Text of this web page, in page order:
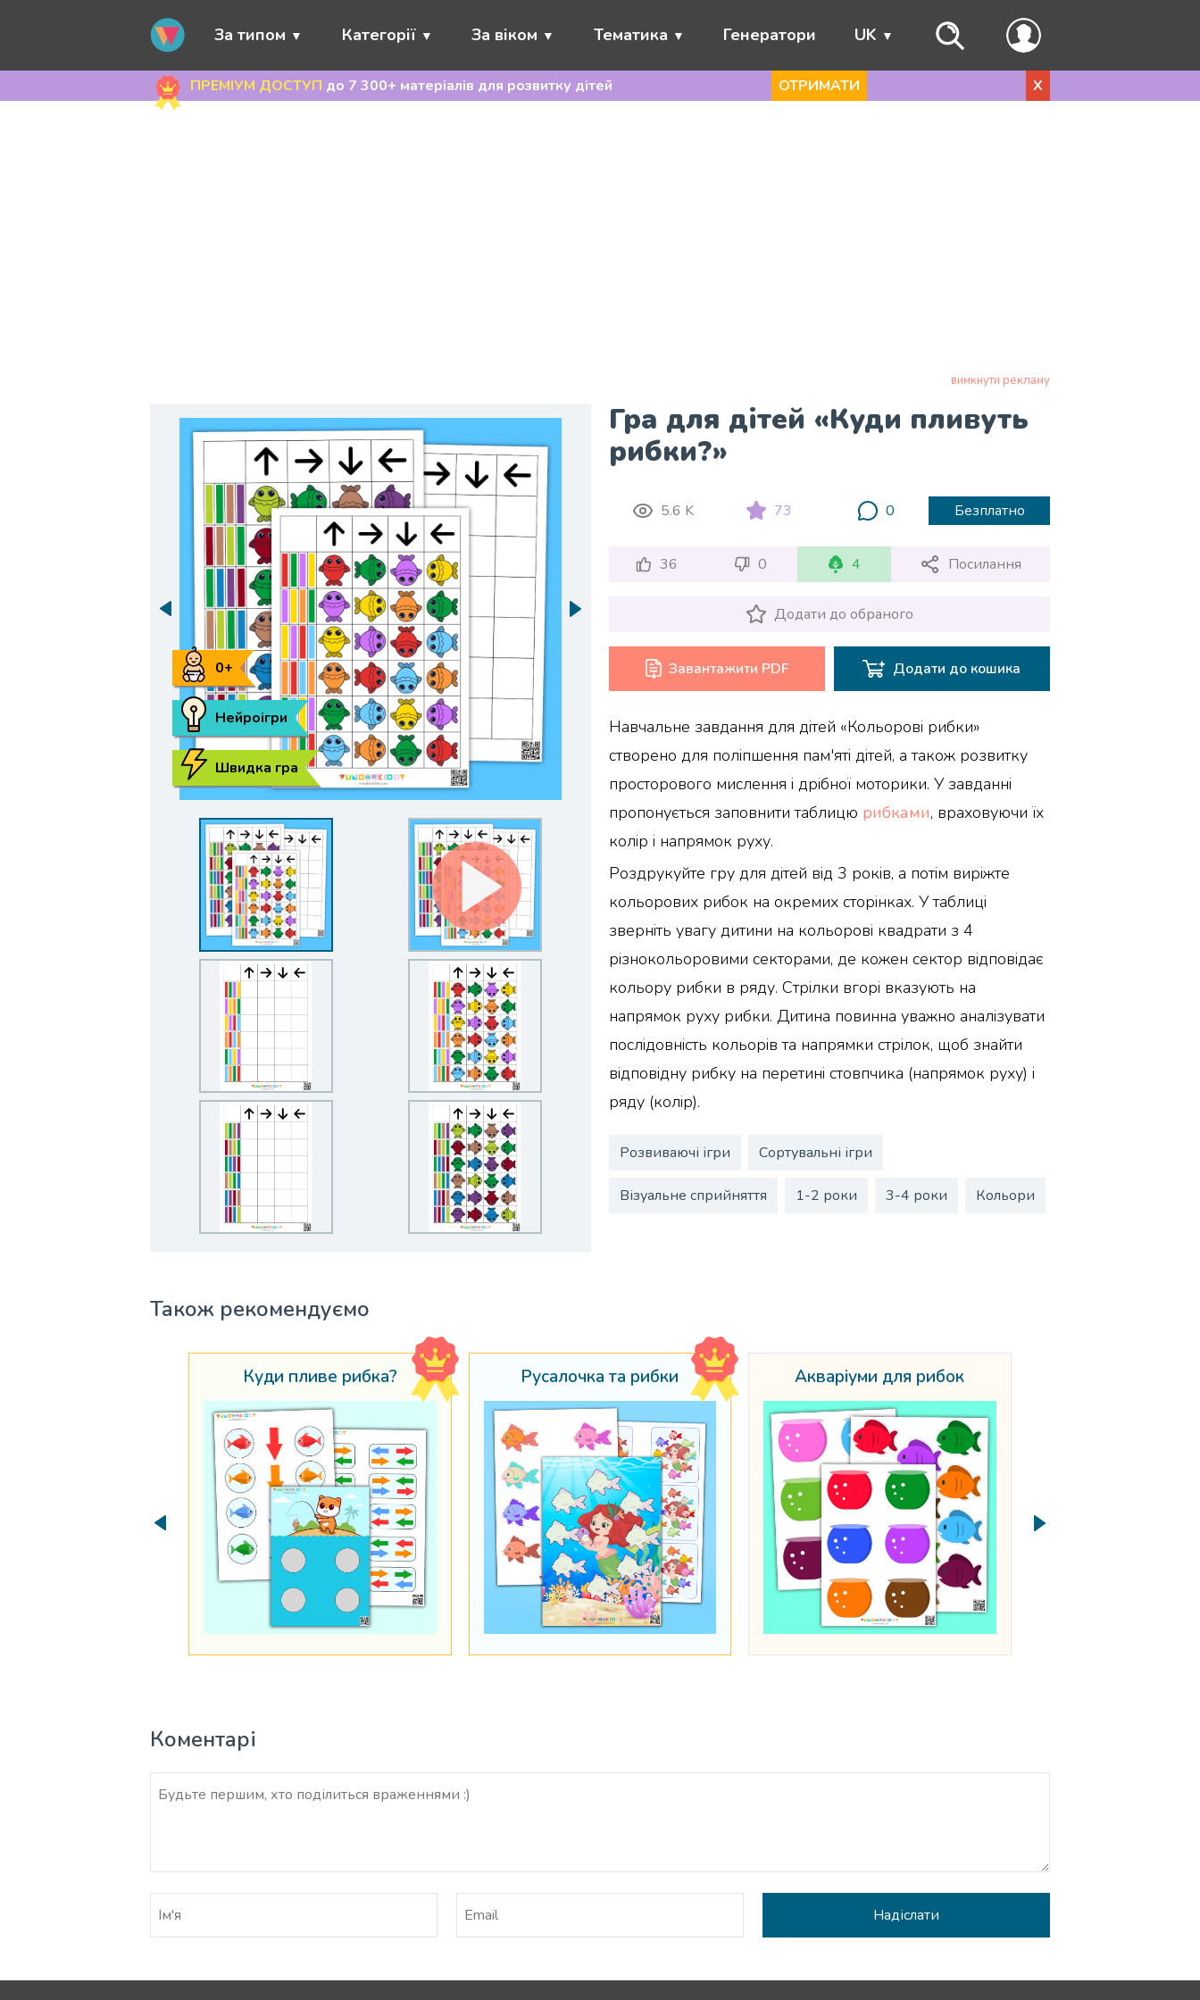
За типом Категорії За віком Тематика Генератори UK
ПРЕМІУМ ДОСТУП до 7 300+ матеріалів для розвитку дітей ОТРИМАТИ X
вимкнути рекламу
Гра для дітей «Куди пливуть
рибки?»
Швидка гра
Нейроігри
0+
5.6 K 73 0 Безплатно
36 0 4 Посилання
Додати до обраного
Завантажити PDF Додати до кошика
Навчальне завдання для дітей «Кольорові рибки»
створено для поліпшення пам'яті дітей, а також розвитку
просторового мислення і дрібної моторики. У завданні
пропонується заповнити таблицю рибками, враховуючи їх
колір і напрямок руху.
Роздрукуйте гру для дітей від 3 років, а потім виріжте
кольорових рибок на окремих сторінках. У таблиці
зверніть увагу дитини на кольорові квадрати з 4
різнокольоровими секторами, де кожен сектор відповідає
кольору рибки в ряду. Стрілки вгорі вказують на
напрямок руху рибки. Дитина повинна уважно аналізувати
послідовність кольорів та напрямки стрілок, щоб знайти
відповідну рибку на перетині стовпчика (напрямок руху) і
ряду (колір).
Розвиваючі ігри Сортувальні ігри
Візуальне сприйняття 1-2 роки 3-4 роки Кольори
Також рекомендуємо
Куди пливе рибка? Русалочка та рибки Акваріуми для рибок
Коментарі